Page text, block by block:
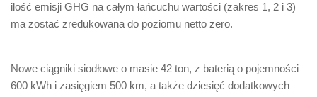
ilość emisji GHG na całym łańcuchu wartości (zakres 1, 2 i 3)
ma zostać zredukowana do poziomu netto zero.
Nowe ciągniki siodłowe o masie 42 ton, z baterią o pojemności
600 kWh i zasięgiem 500 km, a także dziesięć dodatkowych